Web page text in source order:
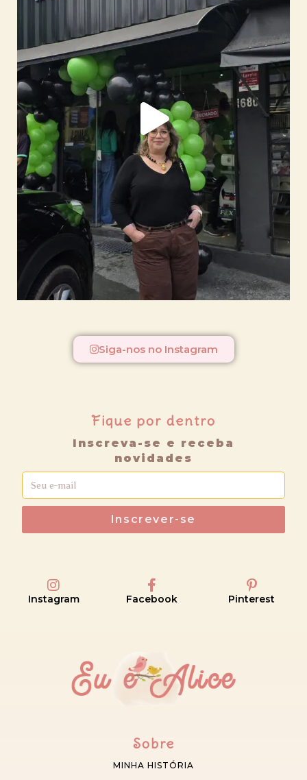
Siga-nos no Instagram
Fique por dentro
Inscreva-se e receba
novidades
Inscrever-se
Instagram Facebook Pinterest
Sobre
MINHA HISTÓRIA